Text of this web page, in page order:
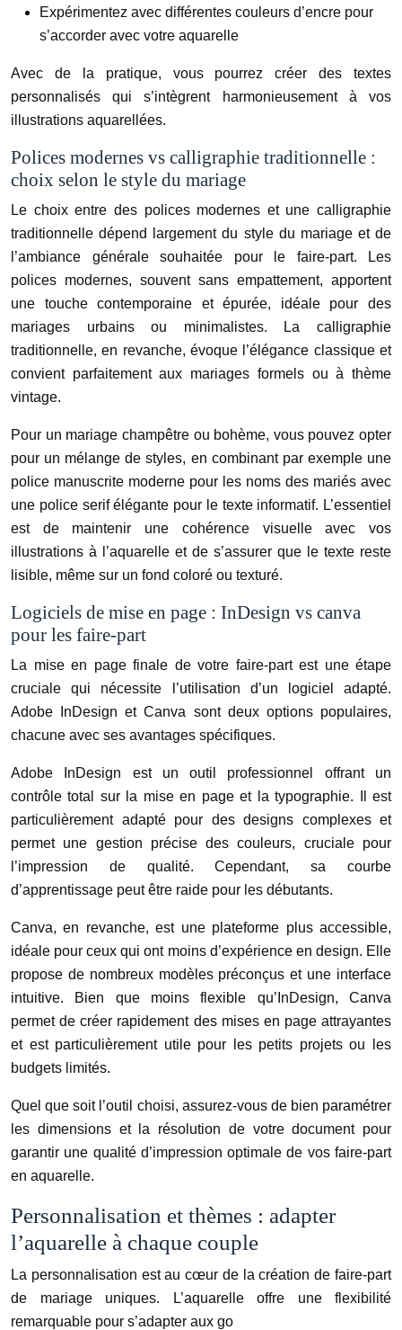
Expérimentez avec différentes couleurs d’encre pour
s’accorder avec votre aquarelle
Avec de la pratique, vous pourrez créer des textes
personnalisés qui s’intègrent harmonieusement à vos
illustrations aquarellées.
Polices modernes vs calligraphie traditionnelle :
choix selon le style du mariage
Le choix entre des polices modernes et une calligraphie
traditionnelle dépend largement du style du mariage et de
l’ambiance générale souhaitée pour le faire-part. Les
polices modernes, souvent sans empattement, apportent
une touche contemporaine et épurée, idéale pour des
mariages urbains ou minimalistes. La calligraphie
traditionnelle, en revanche, évoque l’élégance classique et
convient parfaitement aux mariages formels ou à thème
vintage.
Pour un mariage champêtre ou bohème, vous pouvez opter
pour un mélange de styles, en combinant par exemple une
police manuscrite moderne pour les noms des mariés avec
une police serif élégante pour le texte informatif. L’essentiel
est de maintenir une cohérence visuelle avec vos
illustrations à l’aquarelle et de s’assurer que le texte reste
lisible, même sur un fond coloré ou texturé.
Logiciels de mise en page : InDesign vs canva
pour les faire-part
La mise en page finale de votre faire-part est une étape
cruciale qui nécessite l’utilisation d’un logiciel adapté.
Adobe InDesign et Canva sont deux options populaires,
chacune avec ses avantages spécifiques.
Adobe InDesign est un outil professionnel offrant un
contrôle total sur la mise en page et la typographie. Il est
particulièrement adapté pour des designs complexes et
permet une gestion précise des couleurs, cruciale pour
l’impression de qualité. Cependant, sa courbe
d’apprentissage peut être raide pour les débutants.
Canva, en revanche, est une plateforme plus accessible,
idéale pour ceux qui ont moins d’expérience en design. Elle
propose de nombreux modèles préconçus et une interface
intuitive. Bien que moins flexible qu’InDesign, Canva
permet de créer rapidement des mises en page attrayantes
et est particulièrement utile pour les petits projets ou les
budgets limités.
Quel que soit l’outil choisi, assurez-vous de bien paramétrer
les dimensions et la résolution de votre document pour
garantir une qualité d’impression optimale de vos faire-part
en aquarelle.
Personnalisation et thèmes : adapter
l’aquarelle à chaque couple
La personnalisation est au cœur de la création de faire-part
de mariage uniques. L’aquarelle offre une flexibilité
remarquable pour s’adapter aux go